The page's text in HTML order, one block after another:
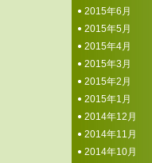
2015年6月
2015年5月
2015年4月
2015年3月
2015年2月
2015年1月
2014年12月
2014年11月
2014年10月